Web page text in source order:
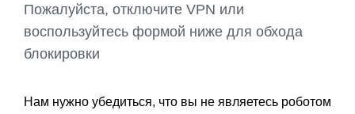
Пожалуйста, отключите VPN или
воспользуйтесь формой ниже для обхода
блокировки
Нам нужно убедиться, что вы не являетесь роботом